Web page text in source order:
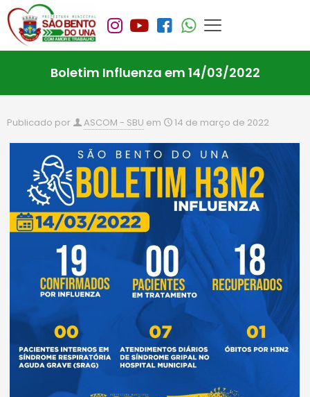
Boletim Influenza em 14/03/2022
Publicado por ASCOM - SBU em 14 de março de 2022